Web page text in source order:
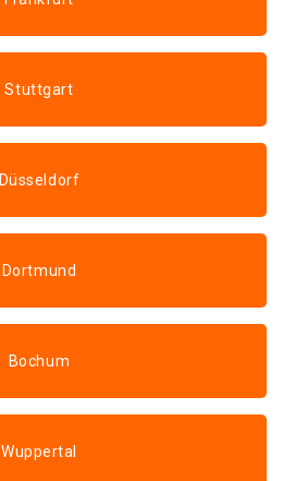
Stuttgart
Düsseldorf
Dortmund
Bochum
Wuppertal